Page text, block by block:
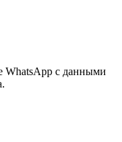
WhatsApp с данными